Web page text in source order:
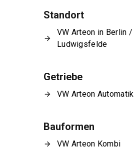
Standort
VW Arteon in Berlin /
Ludwigsfelde
Getriebe
VW Arteon Automatik
Bauformen
VW Arteon Kombi